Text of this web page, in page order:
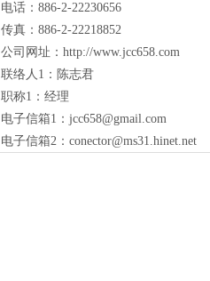
电话：886-2-22230656
传真：886-2-22218852
公司网址： http://www.jcc658.com
联络人1：陈志君
职称1： 经理
电子信箱1： jcc658@gmail.com
电子信箱2： conector@ms31.hinet.net